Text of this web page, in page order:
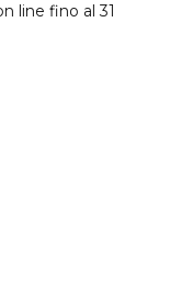
line fino al 31